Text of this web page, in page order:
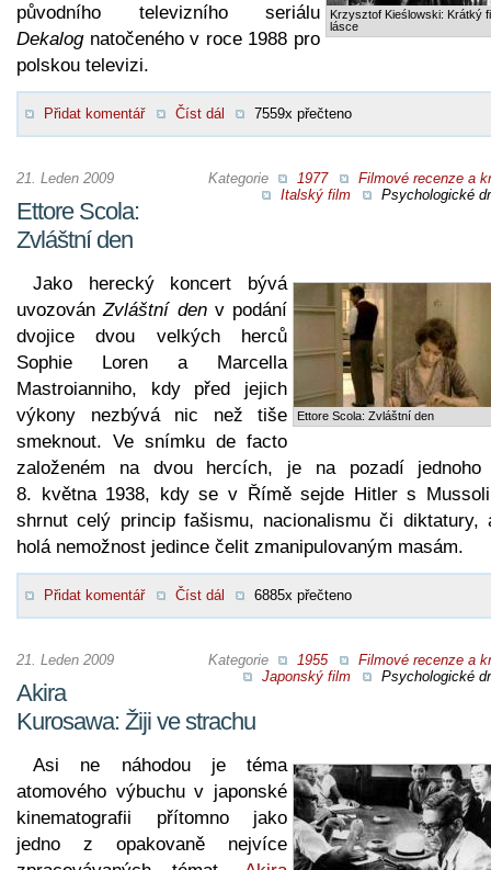
Krzysztof Kieślowski: Krátký
lásce
původního televizního seriálu
Dekalognatočeného v roce 1988 pro
polskou televizi.
Přidat komentář Číst dál 7559x přečteno
Kategorie 1977
Filmové recenze a
Italský film
Psychologické
21. Leden 2009
Ettore Scola:
Zvláštní den
Ettore Scola: Zvláštní den
Jako herecký koncert bývá
uvozovánZvláštní denv podání
dvojice dvou velkých herců
Sophie Loren a Marcella
Mastroianniho, kdy před jejich
výkony nezbývá nic než tiše
smeknout. Ve snímku de facto
založeném na dvou hercích, je na pozadí jednoho
8. května 1938, kdy se v Římě sejde Hitler s
shrnut celý princip fašismu, nacionalismu či diktatury,
holá nemožnost jedince čelit zmanipulovaným masám.
Přidat komentář Číst dál 6885x přečteno
Kategorie 1955
Filmové recenze a
Japonský film
Psychologické
21. Leden 2009
Akira
Kurosawa: Žiji ve strachu
Asi ne náhodou je téma
atomového výbuchu v japonské
kinematografii přítomno jako
jedno z opakovaně nejvíce